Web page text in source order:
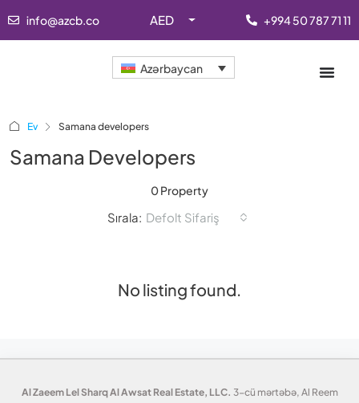
info@azcb.co AED +994 50 787 71 11
Azərbaycan
Ev Samana developers
Samana Developers
0 Property
Sırala: Defolt Sifariş
No listing found.
Al Zaeem Lel Sharq Al Awsat Real Estate, LLC. 3-cü mərtəbə, Al Reem